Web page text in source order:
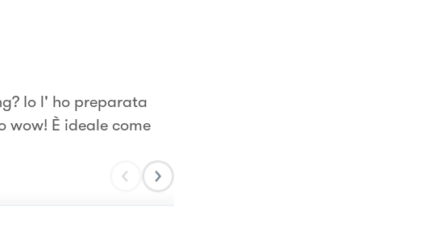
Io l' ho preparata
wow! È ideale come